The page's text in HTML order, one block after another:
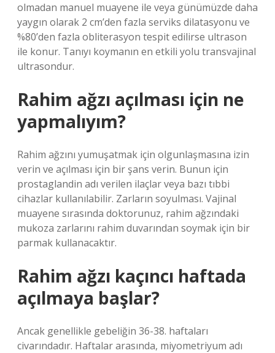
olmadan manuel muayene ile veya günümüzde daha
yaygın olarak 2 cm’den fazla serviks dilatasyonu ve
%80’den fazla obliterasyon tespit edilirse ultrason
ile konur. Tanıyı koymanın en etkili yolu transvajinal
ultrasondur.
Rahim ağzı açılması için ne
yapmalıyım?
Rahim ağzını yumuşatmak için olgunlaşmasına izin
verin ve açılması için bir şans verin. Bunun için
prostaglandin adı verilen ilaçlar veya bazı tıbbi
cihazlar kullanılabilir. Zarların soyulması. Vajinal
muayene sırasında doktorunuz, rahim ağzındaki
mukoza zarlarını rahim duvarından soymak için bir
parmak kullanacaktır.
Rahim ağzı kaçıncı haftada
açılmaya başlar?
Ancak genellikle gebeliğin 36-38. haftaları
civarındadır. Haftalar arasında, miyometriyum adı